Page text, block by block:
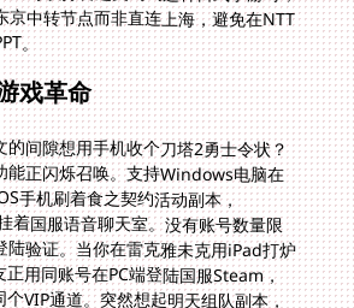
。
戏革命
的间隙想用手机收个刀塔2勇士令状？
能正闪烁召唤。支持Windows电脑在
iOS手机刷着食之契约活动副本，
着国服语音聊天室。没有账号数量限
验证。当你在雷克雅未克用iPad打炉
正用同账号在PC端登陆国服Steam，
个VIP通道。突然想起明天组队副本，
会群消息——这无缝切换的畅快，让地